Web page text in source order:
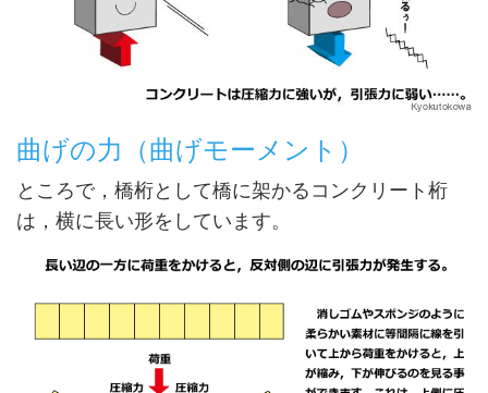
曲げの力（曲げモーメント）
ところで，橋桁として橋に架かるコンクリート桁
は，横に長い形をしています。